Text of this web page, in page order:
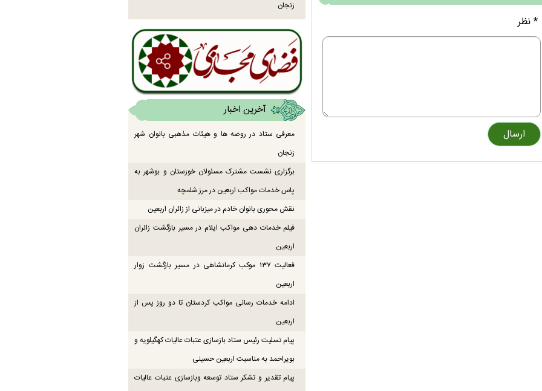
* نظر
زنجان
آخرین اخبار
معرفی ستاد در روضه ها و هیئات مذهبی بانوان شهر
زنجان
برگزاری نشست مشترک مسئولان خوزستان و بوشهر به
پاس خدمات مواکب اربعین در مرز شلمچه
نقش محوری بانوان خادم در میزبانی از زائران اربعین
فیلم خدمات دهی مواکب ایلام در مسیر بازگشت زائران
اربعین
فعالیت ۱۳۷ موکب کرمانشاهی در مسیر بازگشت زوار
اربعین
ادامه خدمات رسانی مواکب کردستان تا دو روز پس از
اربعین
پیام تسلیت رئیس ستاد بازسازی عتبات عالیات کهگیلویه و
بویراحمد به مناسبت اربعین حسینی
پیام تقدیر و تشکر ستاد توسعه وبازسازی عتبات عالیات